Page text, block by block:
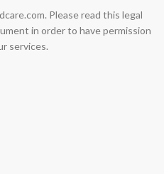
Please read this legal
in order to have permission
services.